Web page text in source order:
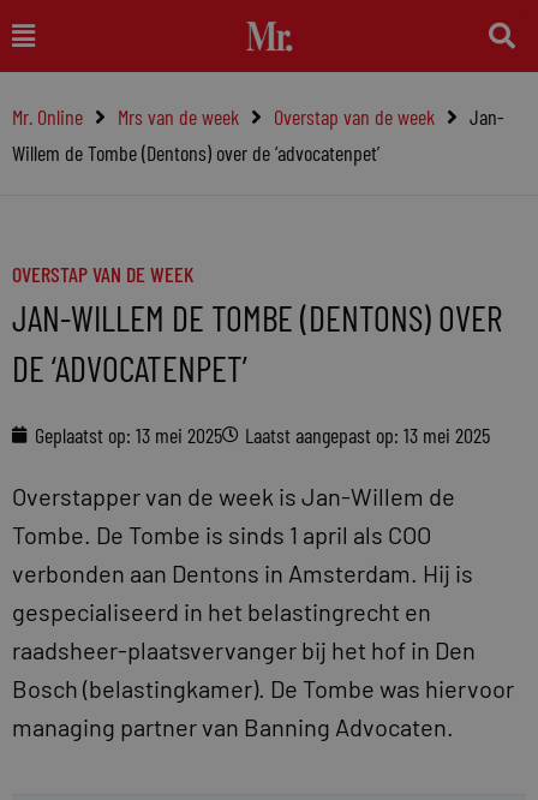
naar
inhoud
Main
Menu
Mr. Online Mrs van de week Overstap van de week
Jan-
Willem de Tombe (Dentons) over de ‘advocatenpet’
OVERSTAP VAN DE WEEK
JAN-WILLEM DE TOMBE (DENTONS) OVER
DE ‘ADVOCATENPET’
Geplaatst op: 13 mei 2025 Laatst aangepast op: 13 mei 2025
Overstapper van de week is Jan-Willem de
Tombe. De Tombe is sinds 1 april als COO
verbonden aan Dentons in Amsterdam. Hij is
gespecialiseerd in het belastingrecht en
raadsheer-plaatsvervanger bij het hof in Den
Bosch (belastingkamer). De Tombe was hiervoor
managing partner van Banning Advocaten.